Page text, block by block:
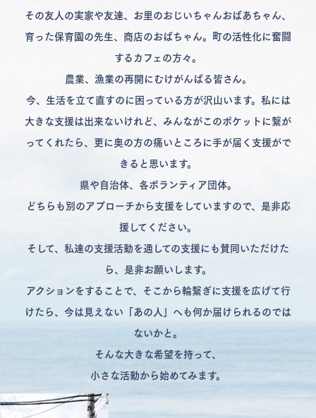
その友人の実家や友達、お里のおじいちゃんおばあちゃん、
育った保育園の先生、商店のおばちゃん。町の活性化に奮闘
するカフェの方々。
農業、漁業の再開にむけがんばる皆さん。
今、生活を立て直すのに困っている方が沢山います。私には
大きな支援は出来ないけれど、みんながこのポケットに繋が
ってくれたら、更に奥の方の痛いところに手が届く支援がで
きると思います。
県や自治体、各ボランティア団体。
どちらも別のアプローチから支援をしていますので、是非応
援してください。
そして、私達の支援活動を通しての支援にも賛同いただけた
ら、是非お願いします。
アクションをすることで、そこから輪繋ぎに支援を広げて行
けたら、 今は見えない「あの人」へも何か届けられるのでは
ないかと。
そんな大きな希望を持って、
小さな活動から始めてみます。